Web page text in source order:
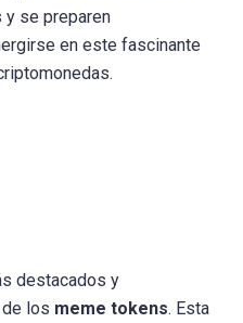
se preparen
en este fascinante
destacados y
los meme tokens. Esta